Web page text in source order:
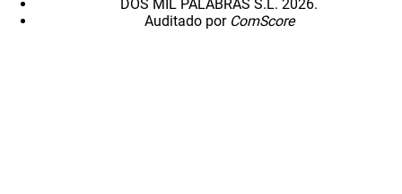
DOS MIL PALABRAS S.L. 2026.
Auditado por ComScore